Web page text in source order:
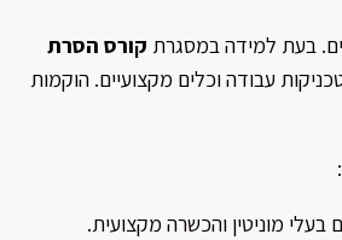
בעת למידה במסגרת קורס הסרת
עבודה וכלים מקצועיים. הוקמות
בעלי מוניטין והכשרה מקצועית.